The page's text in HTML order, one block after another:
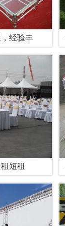
经验丰
短租